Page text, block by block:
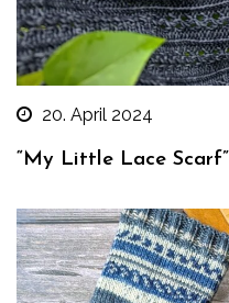
20. April 2024
“My Little Lace Scarf”